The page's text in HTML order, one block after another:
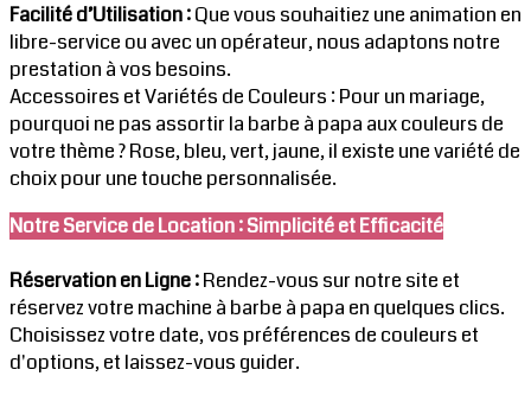
Facilité d’Utilisation :Que vous souhaitiez une animation en
libre-service ou avec un opérateur, nous adaptons notre
prestation à vos besoins.
Accessoires et Variétés de Couleurs : Pour un mariage,
pourquoi ne pas assortir la barbe à papa aux couleurs de
votre thème ? Rose, bleu, vert, jaune, il existe une variété de
choix pour une touche personnalisée.
Notre Service de Location : Simplicité et Efficacité
Réservation en Ligne :Rendez-vous sur notre site et
réservez votre machine à barbe à papa en quelques clics.
Choisissez votre date, vos préférences de couleurs et
d'options, et laissez-vous guider.